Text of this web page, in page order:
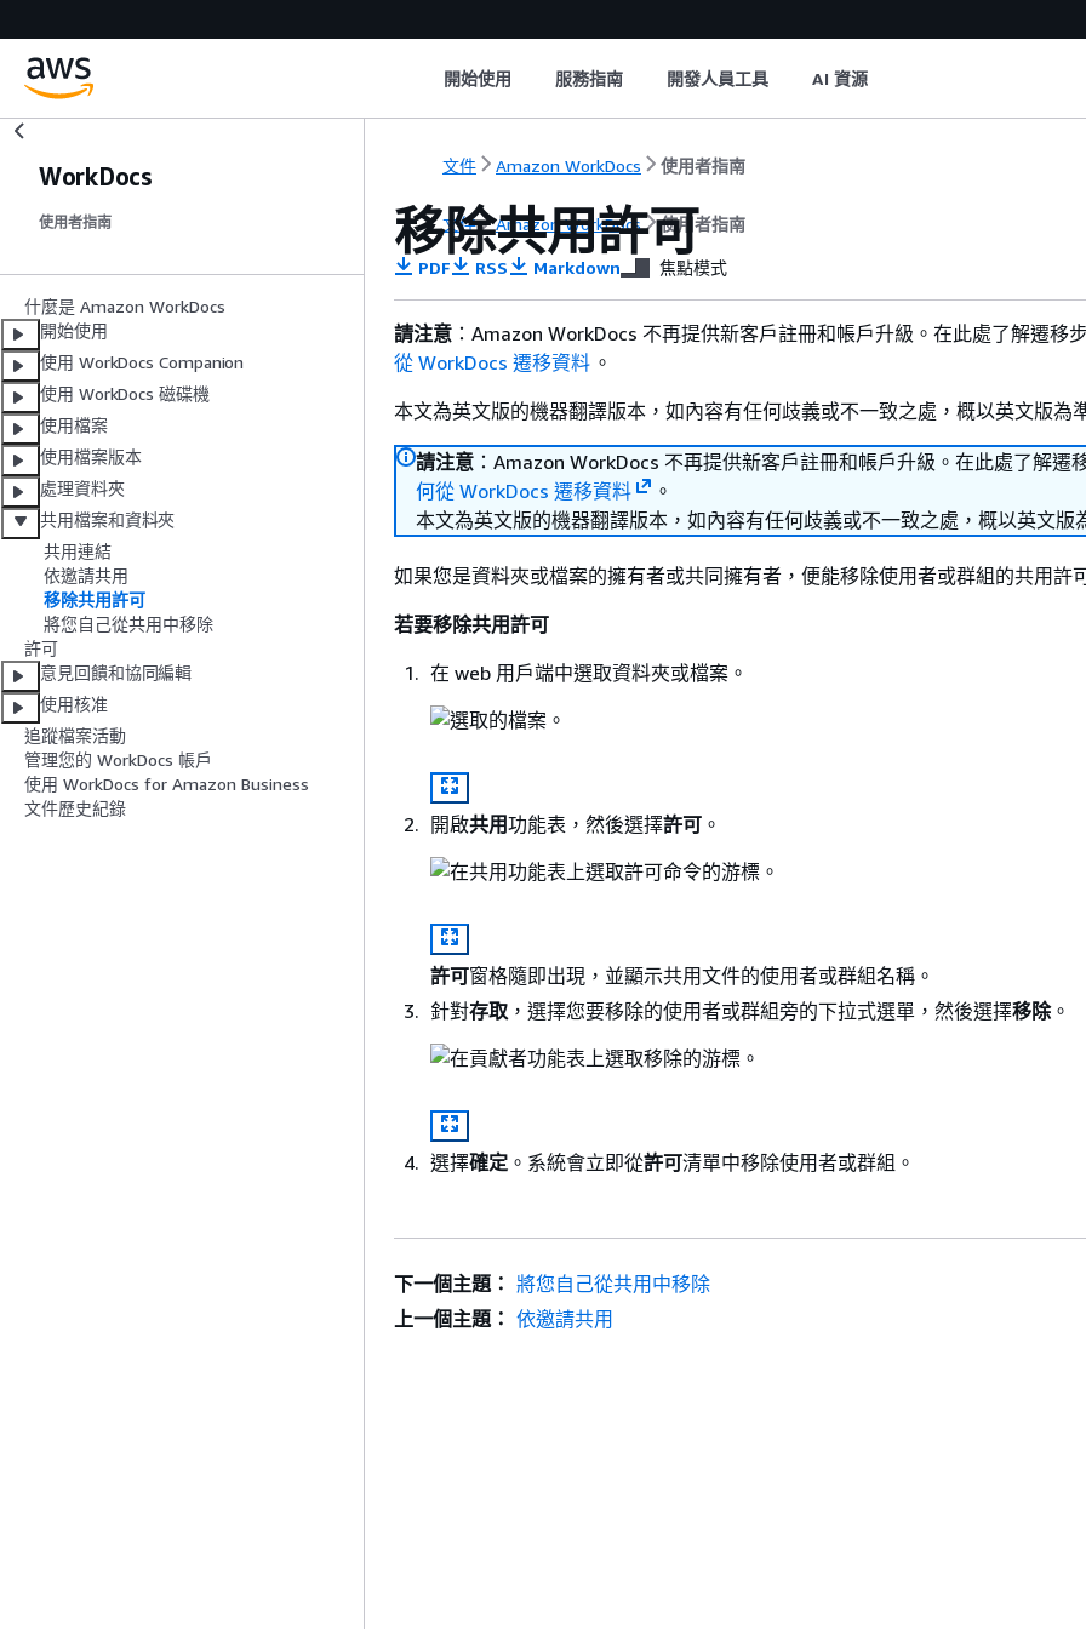
開始使用 服務指南 開發人員工具 AI 資源
WorkDocs
使用者指南
什麼是 Amazon WorkDocs
開始使用
使用 WorkDocs Companion
使用 WorkDocs 磁碟機
使用檔案
使用檔案版本
處理資料夾
共用檔案和資料夾
共用連結
依邀請共用
移除共用許可
將您自己從共用中移除
許可
意見回饋和協同編輯
使用核准
追蹤檔案活動
管理您的 WorkDocs 帳戶
使用 WorkDocs for Amazon Business
文件歷史紀錄
文件 Amazon WorkDocs 使用者指南
文件 Amazon WorkDocs 使用者指南
移除共用許可
PDF RSS Markdown 焦點模式
請注意 ：Amazon WorkDocs 不再提供新客戶註冊和帳戶升級。在此處了解遷移
從 WorkDocs 遷移資料 。
本文為英文版的機器翻譯版本，如內容有任何歧義或不一致之處，概以英文版為
請注意 ：Amazon WorkDocs 不再提供新客戶註冊和帳戶升級。在此處了解遷
何從 WorkDocs 遷移資料
。
本文為英文版的機器翻譯版本，如內容有任何歧義或不一致之處，概以英文版
如果您是資料夾或檔案的擁有者或共同擁有者，便能移除使用者或群組的共用許
若要移除共用許可
在 web 用戶端中選取資料夾或檔案。
開啟共用功能表，然後選擇許可 。
許可窗格隨即出現，並顯示共用文件的使用者或群組名稱。
針對存取 ，選擇您要移除的使用者或群組旁的下拉式選單，然後選擇移除。
選擇確定 。系統會立即從許可清單中移除使用者或群組。
下一個主題： 將您自己從共用中移除
上一個主題： 依邀請共用